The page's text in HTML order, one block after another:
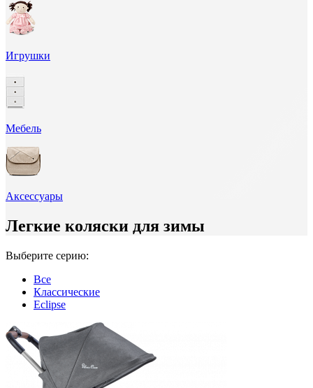
Игрушки
Мебель
Аксессуары
Легкие коляски для зимы
Выберите серию:
Все
Классические
Eclipse